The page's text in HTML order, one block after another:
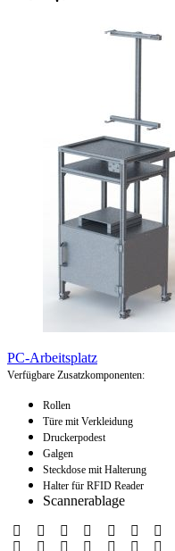
PC-Arbeitsplatz
Verfügbare Zusatzkomponenten:
Rollen
Türe mit Verkleidung
Druckerpodest
Galgen
Steckdose mit Halterung
Halter für RFID Reader
Scannerablage